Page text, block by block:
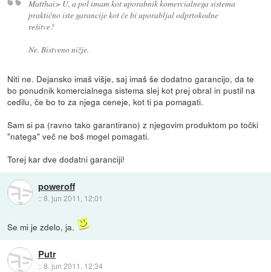
Matthai> U, a pol imam kot uporabnik komercialnega sistema
praktično iste garancije kot če bi uporabljal odprtokodne
rešitve?
Ne. Bistveno nižje.
Niti ne. Dejansko imaš višje, saj imaš še dodatno garancijo, da te
bo ponudnik komercialnega sistema slej kot prej obral in pustil na
cedilu, če bo to za njega ceneje, kot ti pa pomagati.
Sam si pa (ravno tako garantirano) z njegovim produktom po točki
"natega" več ne boš mogel pomagati.
Torej kar dve dodatni garanciji!
poweroff
::8. jun 2011, 12:01
Se mi je zdelo, ja.
Putr
::8. jun 2011, 12:34